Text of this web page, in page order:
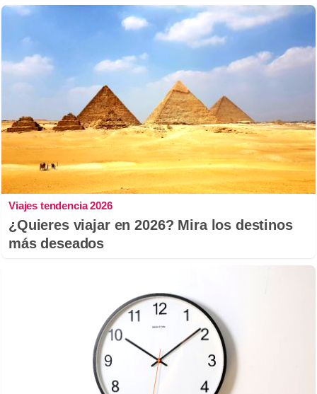
Viajes tendencia 2026
¿Quieres viajar en 2026? Mira los destinos
más deseados